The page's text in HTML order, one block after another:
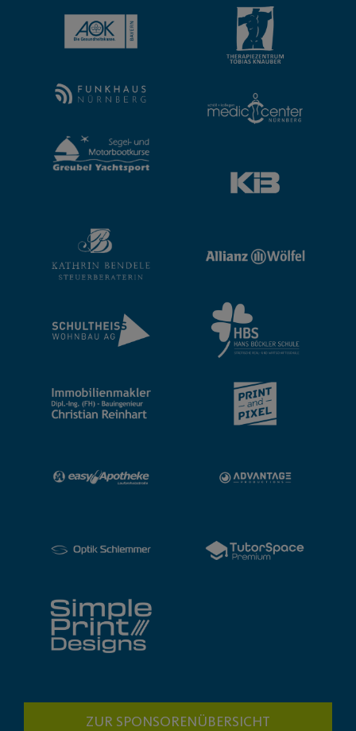
ZUR SPONSORENÜBERSICHT